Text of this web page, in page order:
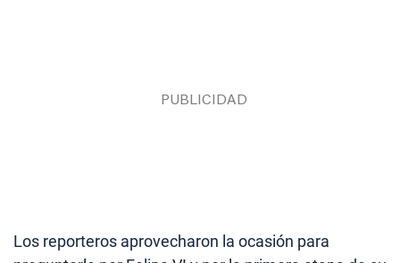
Los reporteros aprovecharon la ocasión para